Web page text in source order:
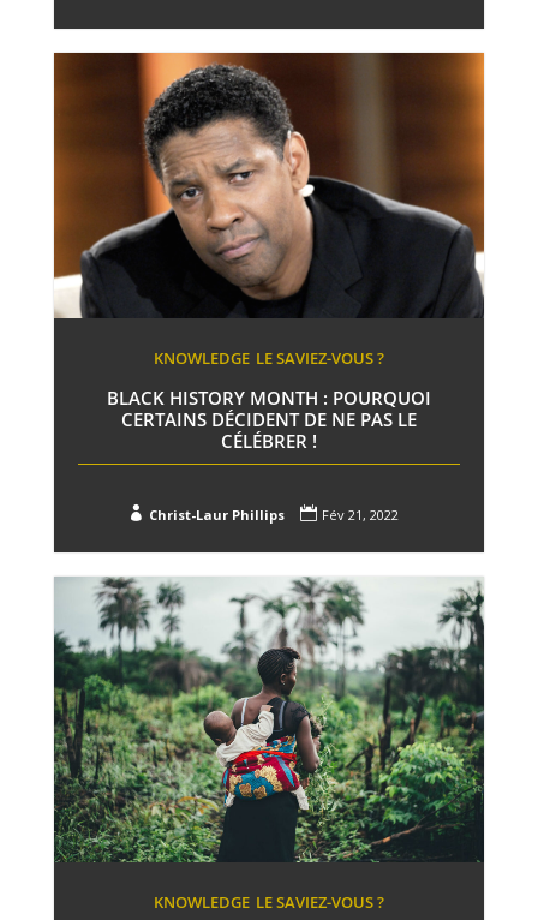
KNOWLEDGE LE SAVIEZ-VOUS ?
BLACK HISTORY MONTH : POURQUOI
CERTAINS DÉCIDENT DE NE PAS LE
CÉLÉBRER !
 Christ-Laur Phillips  Fév 21, 2022
KNOWLEDGE LE SAVIEZ-VOUS ?